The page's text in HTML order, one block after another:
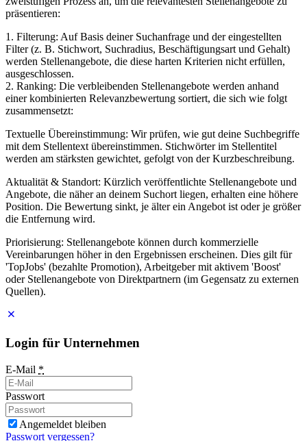
präsentieren:
1. Filterung: Auf Basis deiner Suchanfrage und der eingestellten
Filter (z. B. Stichwort, Suchradius, Beschäftigungsart und Gehalt)
werden Stellenangebote, die diese harten Kriterien nicht erfüllen,
ausgeschlossen.
2. Ranking: Die verbleibenden Stellenangebote werden anhand
einer kombinierten Relevanzbewertung sortiert, die sich wie folgt
zusammensetzt:
Textuelle Übereinstimmung: Wir prüfen, wie gut deine Suchbegriffe
mit dem Stellentext übereinstimmen. Stichwörter im Stellentitel
werden am stärksten gewichtet, gefolgt von der Kurzbeschreibung.
Aktualität & Standort: Kürzlich veröffentlichte Stellenangebote und
Angebote, die näher an deinem Suchort liegen, erhalten eine höhere
Position. Die Bewertung sinkt, je älter ein Angebot ist oder je größer
die Entfernung wird.
Priorisierung: Stellenangebote können durch kommerzielle
Vereinbarungen höher in den Ergebnissen erscheinen. Dies gilt für
'TopJobs' (bezahlte Promotion), Arbeitgeber mit aktivem 'Boost'
oder Stellenangebote von Direktpartnern (im Gegensatz zu externen
Quellen).
Login für Unternehmen
E-Mail *
Passwort
Angemeldet bleiben
Passwort vergessen?